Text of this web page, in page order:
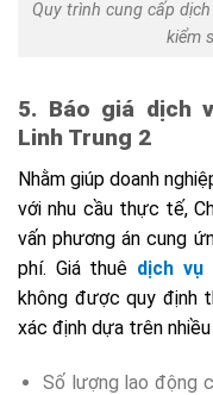
Quy trình cung cấp
kiểm
5. Báo giá dịch
Linh Trung 2
Nhằm giúp doanh
với nhu cầu thực tế,
vấn phương án cung
phí. Giá thuê dịch vụ
không được quy định
xác định dựa trên
Số lượng lao động